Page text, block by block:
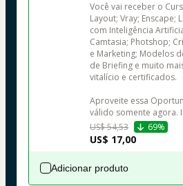
Você vai receber o
Layout; Vray; Enscape;
com Inteligência
Camtasia; Photshop;
e Marketing; Modelos
de Briefing e muito
vitalício e certificados.
Aproveite essa
válido somente agora.
US$ 54,53
69%
US$ 17,00
Adicionar produto